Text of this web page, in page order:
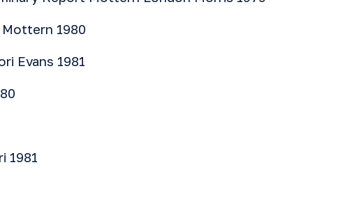
1980
Evans 1981
1981